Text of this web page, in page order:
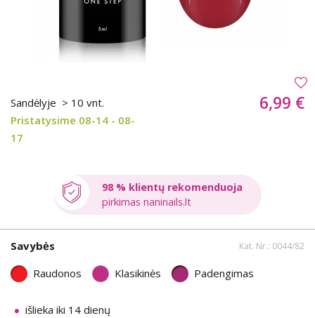
Sandėlyje > 10 vnt.
Pristatysime 08-14 - 08-
17
6,99 €
98 % klientų rekomenduoja
pirkimas naninails.lt
Savybės Kat. Nr.: 0044/82
Raudonos Klasikinės Padengimas
išlieka iki 14 dienų